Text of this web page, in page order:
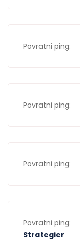
Povratni ping:
Povratni ping:
Povratni ping:
Povratni ping:
Strategier